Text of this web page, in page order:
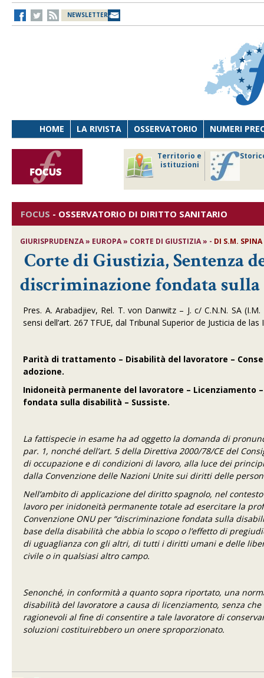
NEWSLETTER
HOME LA RIVISTA OSSERVATORIO NUMERI
Territorio e
istituzioni
FOCUS - OSSERVATORIO DI DIRITTO SANITARIO
GIURISPRUDENZA » EUROPA » CORTE DI GIUSTIZIA » - DI S.M. SPINA
Corte di Giustizia, Sentenza
discriminazione fondata
Pres. A. Arabadjiev, Rel. T. von Danwitz – J. c/ C.N.N. SA
sensi dell’art. 267 TFUE, dal Tribunal Superior de Justicia de
Parità di trattamento – Disabilità del lavoratore –
adozione.
Inidoneità permanente del lavoratore – Licenziamento
fondata sulla disabilità – Sussiste.
La fattispecie in esame ha ad oggetto la domanda di
par. 1, nonché dell’art. 5 della Direttiva 2000/78/CE del
di occupazione e di condizioni di lavoro, alla luce dei
dalla Convenzione delle Nazioni Unite sui diritti delle
Nell’ambito di applicazione del diritto spagnolo, nel
lavoro per inidoneità permanente totale ad esercitare la
Convenzione ONU per “discriminazione fondata sulla
base della disabilità che abbia lo scopo o l’effetto di
di uguaglianza con gli altri, di tutti i diritti umani e delle
civile o in qualsiasi altro campo.
Senonché, in conformità a quanto sopra riportato, una
disabilità del lavoratore a causa di licenziamento, senza
ragionevoli al fine di consentire a tale lavoratore di
soluzioni costituirebbero un onere sproporzionato.